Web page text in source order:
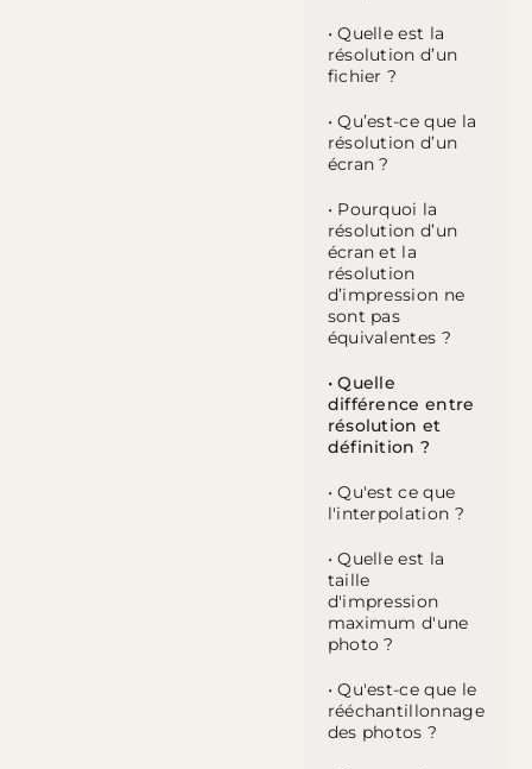
• Quelle est la
résolution d’un
fichier ?
• Qu’est-ce que la
résolution d’un
écran ?
• Pourquoi la
résolution d’un
écran et la
résolution
d’impression ne
sont pas
équivalentes ?
• Quelle
différence entre
résolution et
définition ?
• Qu'est ce que
l'interpolation ?
• Quelle est la
taille
d'impression
maximum d'une
photo ?
• Qu'est-ce que le
rééchantillonnage
des photos ?